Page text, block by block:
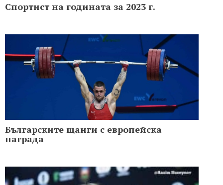
Спортист на годината за 2023 г.
Българските щанги с европейска
награда